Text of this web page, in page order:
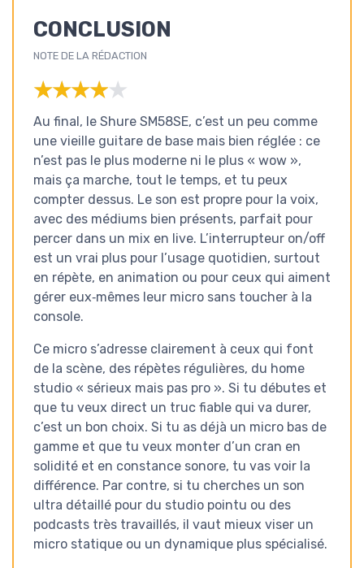
CONCLUSION
NOTE DE LA RÉDACTION
★★★★★
★★★★★
Au final, le Shure SM58SE, c’est un peu comme
une vieille guitare de base mais bien réglée : ce
n’est pas le plus moderne ni le plus « wow »,
mais ça marche, tout le temps, et tu peux
compter dessus. Le son est propre pour la voix,
avec des médiums bien présents, parfait pour
percer dans un mix en live. L’interrupteur on/off
est un vrai plus pour l’usage quotidien, surtout
en répète, en animation ou pour ceux qui aiment
gérer eux‑mêmes leur micro sans toucher à la
console.
Ce micro s’adresse clairement à ceux qui font
de la scène, des répètes régulières, du home
studio « sérieux mais pas pro ». Si tu débutes et
que tu veux direct un truc fiable qui va durer,
c’est un bon choix. Si tu as déjà un micro bas de
gamme et que tu veux monter d’un cran en
solidité et en constance sonore, tu vas voir la
différence. Par contre, si tu cherches un son
ultra détaillé pour du studio pointu ou des
podcasts très travaillés, il vaut mieux viser un
micro statique ou un dynamique plus spécialisé.